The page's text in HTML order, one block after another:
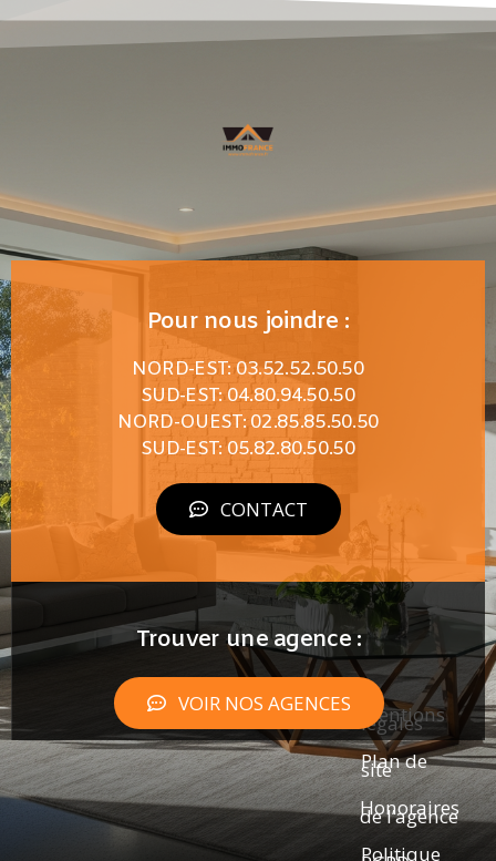
Pour nous joindre :
NORD-EST: 03.52.52.50.50
SUD-EST: 04.80.94.50.50
NORD-OUEST: 02.85.85.50.50
SUD-EST: 05.82.80.50.50
CONTACT
Trouver une agence :
VOIR NOS AGENCES Mentions
légales
Plan de
site
Honoraires
de l’agence
Politique